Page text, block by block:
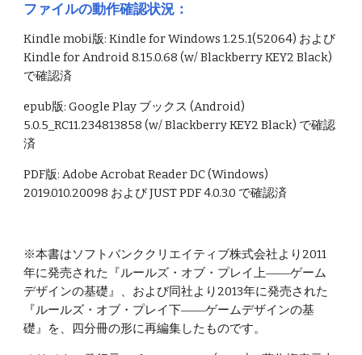
ファイルの動作確認状況：
Kindle mobi版: Kindle for Windows 1.25.1(52064) および
Kindle for Android 8.15.0.68 (w/ Blackberry KEY2 Black)
で確認済
epub版: Google Play ブックス (Android)
5.0.5_RC11.234813858 (w/ Blackberry KEY2 Black) で確認
済
PDF版: Adobe Acrobat Reader DC (Windows)
2019.010.20098 および JUST PDF 4.0.3.0 で確認済
※本書はソフトバンククリエイティブ株式会社より2011
年に発売された『ルールズ・オブ・プレイ上――ゲーム
デザインの基礎』、および同社より2013年に発売された
『ルールズ・オブ・プレイ下――ゲームデザインの基
礎』を、四分冊の形に再編集したものです。